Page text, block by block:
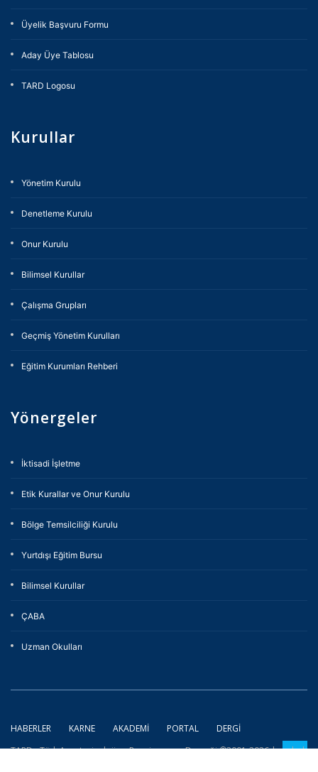
Üyelik Başvuru Formu
Aday Üye Tablosu
TARD Logosu
Kurullar
Yönetim Kurulu
Denetleme Kurulu
Onur Kurulu
Bilimsel Kurullar
Çalışma Grupları
Geçmiş Yönetim Kurulları
Eğitim Kurumları Rehberi
Yönergeler
İktisadi İşletme
Etik Kurallar ve Onur Kurulu
Bölge Temsilciliği Kurulu
Yurtdışı Eğitim Bursu
Bilimsel Kurullar
ÇABA
Uzman Okulları
HABERLER KARNE AKADEMI PORTAL
DERGI
TARD - Türk Anesteziyoloji ve Reanimasyon Derneği ©2001-2026 | coded